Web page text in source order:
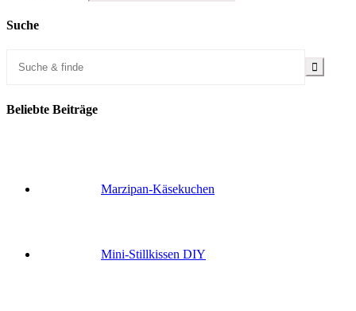
Suche
Beliebte Beiträge
Marzipan-Käsekuchen
Mini-Stillkissen DIY